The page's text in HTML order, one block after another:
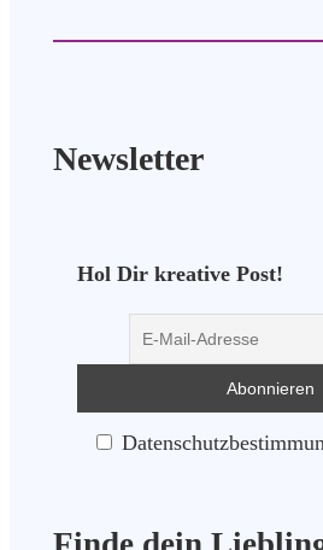
Newsletter
Hol Dir kreative Post!